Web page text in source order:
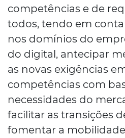
competências e de
todos, tendo em
nos domínios do
do digital, antecipar
as novas exigências
competências com
necessidades do
facilitar as transições
fomentar a